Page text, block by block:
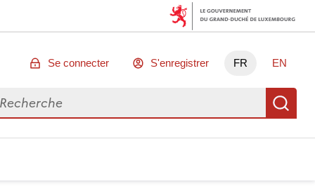
Se connecter S'enregistrer FR EN
des données